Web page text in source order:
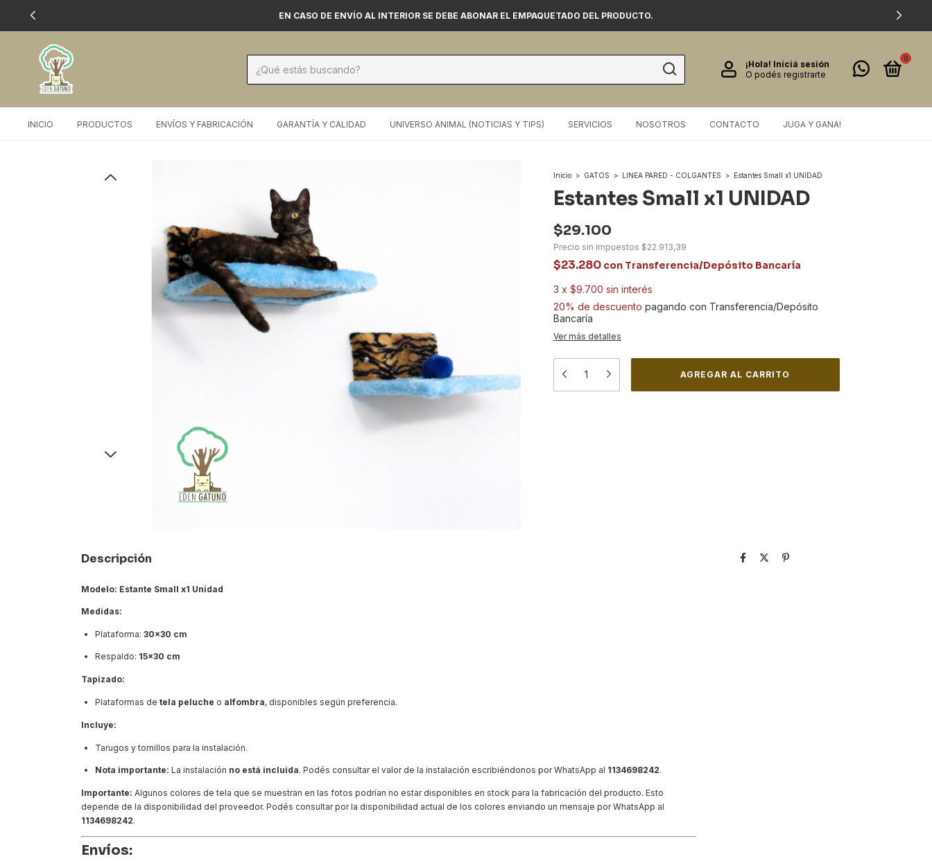
EN CASO DE ENVÍO AL INTERIOR SE DEBE ABONAR EL EMPAQUETADO DEL PRODUCTO.
¡Hola! Iniciá sesión
O podés registrarte
0
INICIO PRODUCTOS ENVÍOS Y FABRICACIÓN GARANTÍA Y CALIDAD UNIVERSO ANIMAL (NOTICIAS Y TIPS) SERVICIOS NOSOTROS CONTACTO JUGA Y GANA!
Inicio > GATOS > LINEA PARED - COLGANTES > Estantes Small x1 UNIDAD
Estantes Small x1 UNIDAD
$29.100
Precio sin impuestos $22.913,39
$23.280 con Transferencia/Depósito Bancaría
3 x $9.700 sin interés
20% de descuento pagando con Transferencia/Depósito
Bancaría
Ver más detalles
Descripción
Modelo: Estante Small x1 Unidad
Medidas:
Plataforma: 30x30 cm
Respaldo: 15x30 cm
Tapizado:
Plataformas de tela peluche o alfombra, disponibles según preferencia.
Incluye:
Tarugos y tornillos para la instalación.
Nota importante: La instalación no está incluida. Podés consultar el valor de la instalación escribiéndonos por WhatsApp al 1134698242.
Importante: Algunos colores de tela que se muestran en las fotos podrían no estar disponibles en stock para la fabricación del producto. Esto
depende de la disponibilidad del proveedor. Podés consultar por la disponibilidad actual de los colores enviando un mensaje por WhatsApp al
1134698242.
Envíos: